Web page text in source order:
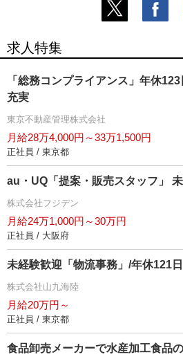
求人特集
「総務コンプライアンス」年休
充実
東京不動産管理株式会社
月給28万4,000円～33万1,500円
正社員 / 東京都
au・UQ「提案・販売スタッフ」
株式会社フジデン
月給24万1,000円～30万円
正社員 / 大阪府
未経験歓迎「物流事務」/年休121日
株式会社山九海陸
月給20万円～
正社員 / 東京都
食品卸売メーカーで水産加工食品